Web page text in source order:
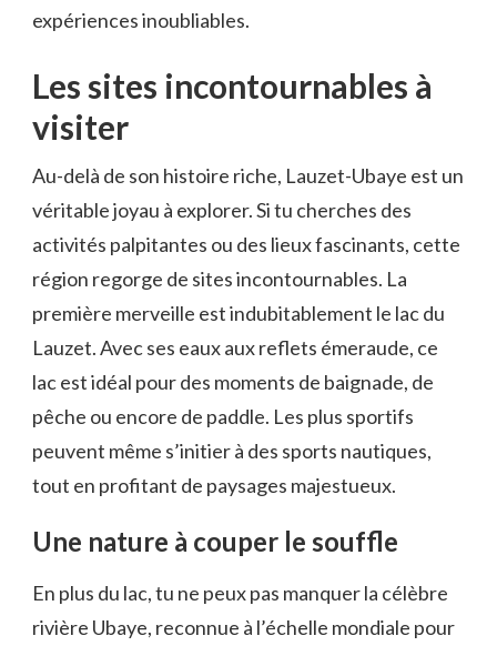
expériences inoubliables.
Les sites incontournables à
visiter
Au-delà de son histoire riche, Lauzet-Ubaye est un
véritable joyau à explorer. Si tu cherches des
activités palpitantes ou des lieux fascinants, cette
région regorge de sites incontournables. La
première merveille est indubitablement le lac du
Lauzet. Avec ses eaux aux reflets émeraude, ce
lac est idéal pour des moments de baignade, de
pêche ou encore de paddle. Les plus sportifs
peuvent même s’initier à des sports nautiques,
tout en profitant de paysages majestueux.
Une nature à couper le souffle
En plus du lac, tu ne peux pas manquer la célèbre
rivière Ubaye, reconnue à l’échelle mondiale pour